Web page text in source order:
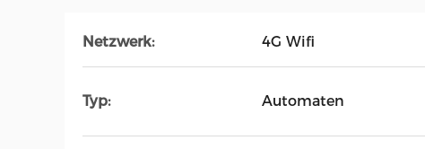
Netzwerk: 4G Wifi
Typ: Automaten